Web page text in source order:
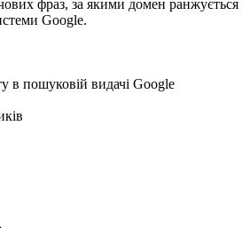
фраз, за якими домен ранжується
Google.
в пошуковій видачі Google